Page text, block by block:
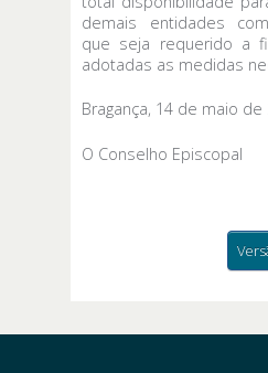
demais entidades
que seja requerido a
adotadas as medidas
Bragança, 14 de maio de
O Conselho Episcopal